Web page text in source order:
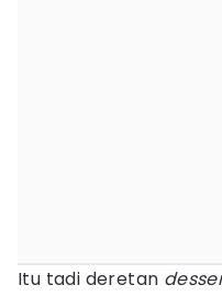
Itu tadi deretan